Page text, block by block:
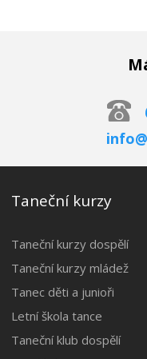
Taneční kurzy
Taneční kurzy dospělí
Taneční kurzy mládež
Tanec děti a junioři
Letní škola tance
Taneční klub dospělí